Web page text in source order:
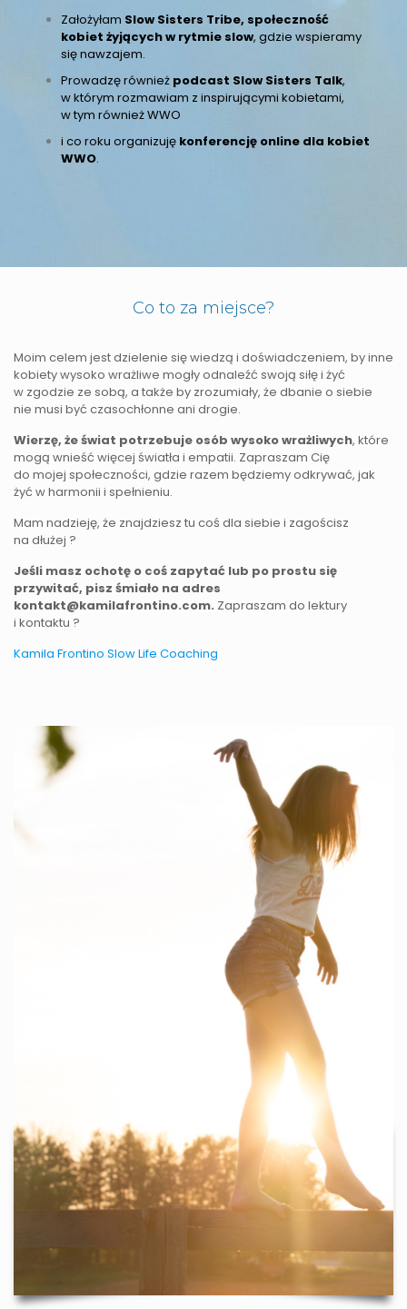
Założyłam Slow Sisters Tribe, społeczność
kobiet żyjących w rytmie slow, gdzie wspieramy
się nawzajem.
Prowadzę również podcast Slow Sisters Talk,
w którym rozmawiam z inspirującymi kobietami,
w tym również WWO
i co roku organizuję konferencję online dla kobiet
WWO.
Co to za miejsce?
Moim celem jest dzielenie się wiedzą i doświadczeniem, by inne
kobiety wysoko wrażliwe mogły odnaleźć swoją siłę i żyć
w zgodzie ze sobą, a także by zrozumiały, że dbanie o siebie
nie musi być czasochłonne ani drogie.
Wierzę, że świat potrzebuje osób wysoko wrażliwych, które
mogą wnieść więcej światła i empatii. Zapraszam Cię
do mojej społeczności, gdzie razem będziemy odkrywać, jak
żyć w harmonii i spełnieniu.
Mam nadzieję, że znajdziesz tu coś dla siebie i zagościsz
na dłużej ?
Jeśli masz ochotę o coś zapytać lub po prostu się
przywitać, pisz śmiało na adres
kontakt@kamilafrontino.com. Zapraszam do lektury
i kontaktu ?
Kamila Frontino Slow Life Coaching